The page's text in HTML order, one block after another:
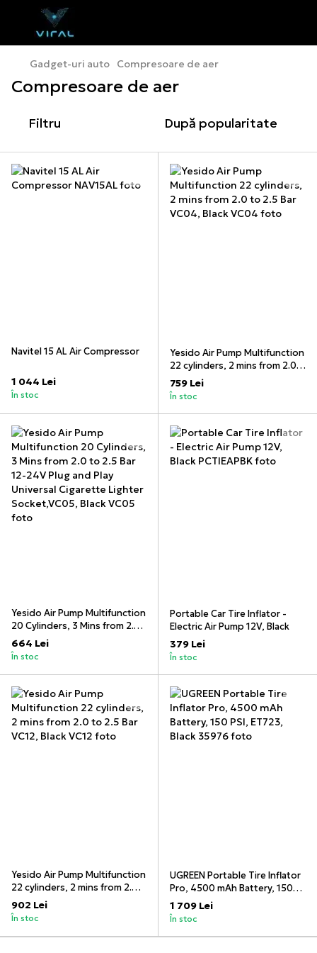
Gadget-uri auto Compresoare de aer
Compresoare de aer
Filtru După popularitate
Navitel 15 AL Air Compressor
1 044 Lei
În stoc
Yesido Air Pump Multifunction
22 cylinders, 2 mins from 2.0
to 2.5 Bar VC04, Black
759 Lei
În stoc
Yesido Air Pump Multifunction
20 Cylinders, 3 Mins from 2.0
to 2.5 Bar 12-24V Plug and
Play Universal Cigarette
664 Lei
În stoc
Portable Car Tire Inflator -
Electric Air Pump 12V, Black
379 Lei
În stoc
Yesido Air Pump Multifunction
22 cylinders, 2 mins from 2.0
to 2.5 Bar VC12, Black
902 Lei
În stoc
UGREEN Portable Tire Inflator
Pro, 4500 mAh Battery, 150
PSI, ET723, Black
1 709 Lei
În stoc